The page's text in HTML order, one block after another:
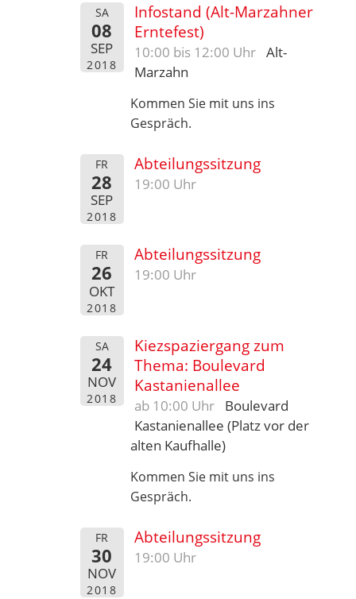
SA
08
SEP
2018
Infostand (Alt-Marzahner
Erntefest)
10:00 bis 12:00 Uhr Alt-
Marzahn
Kommen Sie mit uns ins
Gespräch.
FR
28
SEP
2018
Abteilungssitzung
19:00 Uhr
FR
26
OKT
2018
Abteilungssitzung
19:00 Uhr
SA
24
NOV
2018
Kiezspaziergang zum
Thema: Boulevard
Kastanienallee
ab 10:00 Uhr
Boulevard
Kastanienallee (Platz vor der
alten Kaufhalle)
Kommen Sie mit uns ins
Gespräch.
FR
30
NOV
2018
Abteilungssitzung
19:00 Uhr